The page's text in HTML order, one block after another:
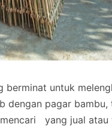
berminat untuk
dengan pagar bambu,
yang jual atau